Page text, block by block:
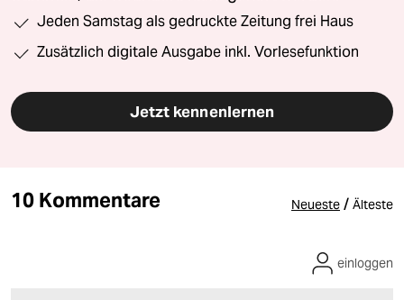
Jeden Samstag als gedruckte Zeitung frei Haus
Zusätzlich digitale Ausgabe inkl. Vorlesefunktion
Jetzt kennenlernen
10 Kommentare Neueste / Älteste
einloggen